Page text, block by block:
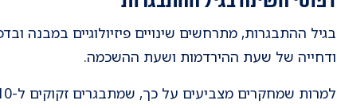
בגיל ההתבגרות, מתרחשים שינויים פיזיולוגיים במבנה
ודחייה של שעת ההירדמות ושעת ההשכמה.